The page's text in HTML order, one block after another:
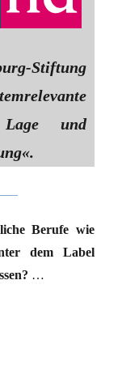
Stiftung
Lage und
Berufe wie
dem Label
…